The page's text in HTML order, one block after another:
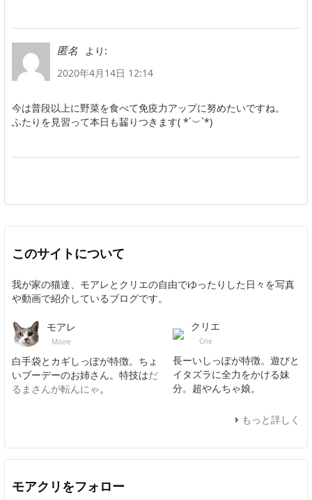
匿名
より:
2020年4月14日 12:14
今は普段以上に野菜を食べて免疫力アップに努めたいですね。
ふたりを見習って本日も齧りつきます( *´︶`*)
このサイトについて
我が家の猫達、モアレとクリエの自由でゆったりした日々を写真
や動画で紹介しているブログです。
モアレ
Moire
白手袋とカギしっぽが特徴。ちょ
いブーデーのお姉さん。特技はだ
るまさんが転んにゃ。
クリエ
Crie
長ーいしっぽが特徴。遊びと
イタズラに全力をかける妹
分。超やんちゃ娘。
もっと詳しく
モアクリをフォロー